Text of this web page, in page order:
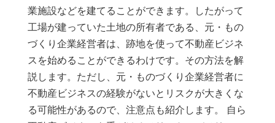
業施設などを建てることができます。したがって
工場が建っていた土地の所有者である、元・もの
づくり企業経営者は、跡地を使って不動産ビジネ
スを始めることができるわけです。その方法を解
説します。ただし、元・ものづくり企業経営者に
不動産ビジネスの経験がないとリスクが大きくな
る可能性があるので、注意点も紹介します。 自ら